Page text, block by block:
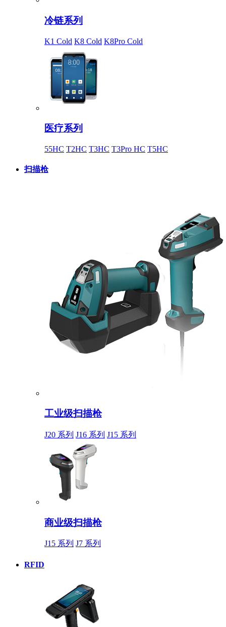
冷链系列
K1 Cold K8 Cold K8Pro Cold
医疗系列
55HC T2HC T3HC T3Pro HC T5HC
扫描枪
工业级扫描枪
J20 系列 J16 系列 J15 系列
商业级扫描枪
J15 系列 J7 系列
RFID